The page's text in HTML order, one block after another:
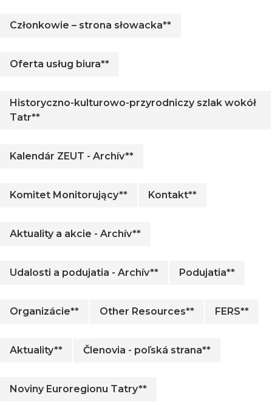
Członkowie – strona słowacka**
Oferta usług biura**
Historyczno-kulturowo-przyrodniczy szlak wokół
Tatr**
Kalendár ZEUT - Archív**
Komitet Monitorujący** Kontakt**
Aktuality a akcie - Archív**
Udalosti a podujatia - Archív** Podujatia**
Organizácie** Other Resources** FERS**
Aktuality** Členovia - poľská strana**
Noviny Euroregionu Tatry**